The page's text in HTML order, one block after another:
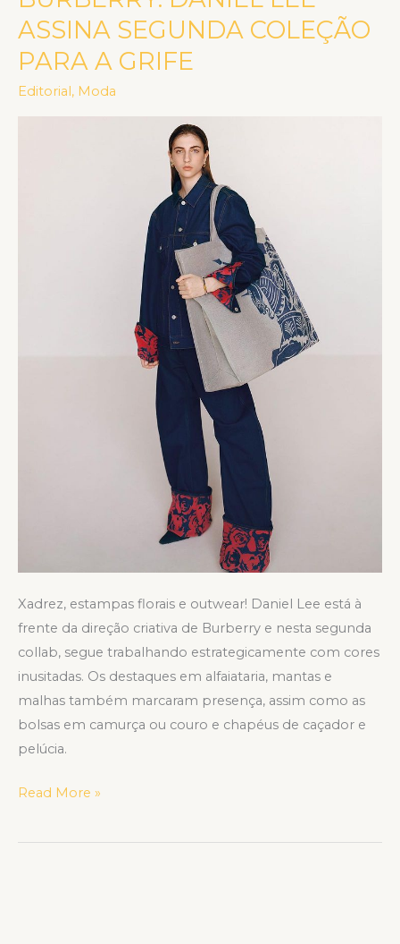
ASSINA SEGUNDA COLEÇÃO
PARA A GRIFE
Editorial, Moda
Xadrez, estampas florais e outwear! Daniel Lee está à
frente da direção criativa de Burberry e nesta segunda
collab, segue trabalhando estrategicamente com cores
inusitadas. Os destaques em alfaiataria, mantas e
malhas também marcaram presença, assim como as
bolsas em camurça ou couro e chapéus de caçador e
pelúcia.
DANIEL
LEE
ASSINA
SEGUNDA
COLEÇÃO
Read More »